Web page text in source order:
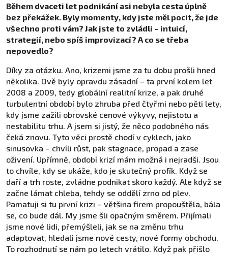
Během dvaceti let podnikání asi nebyla cesta úplně
bez překážek. Byly momenty, kdy jste měl pocit, že jde
všechno proti vám? Jak jste to zvládli – intuicí,
strategií, nebo spíš improvizací? A co se třeba
nepovedlo?
Díky za otázku. Ano, krizemi jsme za tu dobu prošli hned
několika. Dvě byly opravdu zásadní – ta první kolem let
2008 a 2009, tedy globální realitní krize, a pak druhé
turbulentní období bylo zhruba před čtyřmi nebo pěti lety,
kdy jsme zažili obrovské cenové výkyvy, nejistotu a
nestabilitu trhu. A jsem si jistý, že něco podobného nás
čeká znovu. Tyto věci prostě chodí v cyklech, jako
sinusovka – chvíli růst, pak stagnace, propad a zase
oživení. Upřímně, období krizí mám možná i nejradši. Jsou
to chvíle, kdy se ukáže, kdo je skutečný profík. Když se
daří a trh roste, zvládne podnikat skoro každý. Ale když se
začne lámat chleba, tehdy se oddělí zrno od plev.
Pamatuji si tu první krizi – většina firem propouštěla, bála
se, co bude dál. My jsme šli opačným směrem. Přijímali
jsme nové lidi, přemýšleli, jak se na změnu trhu
adaptovat, hledali jsme nové cesty, nové formy obchodu.
To rozhodnutí se nám po letech vrátilo. Když pak přišlo